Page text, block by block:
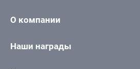
О компании
Наши награды